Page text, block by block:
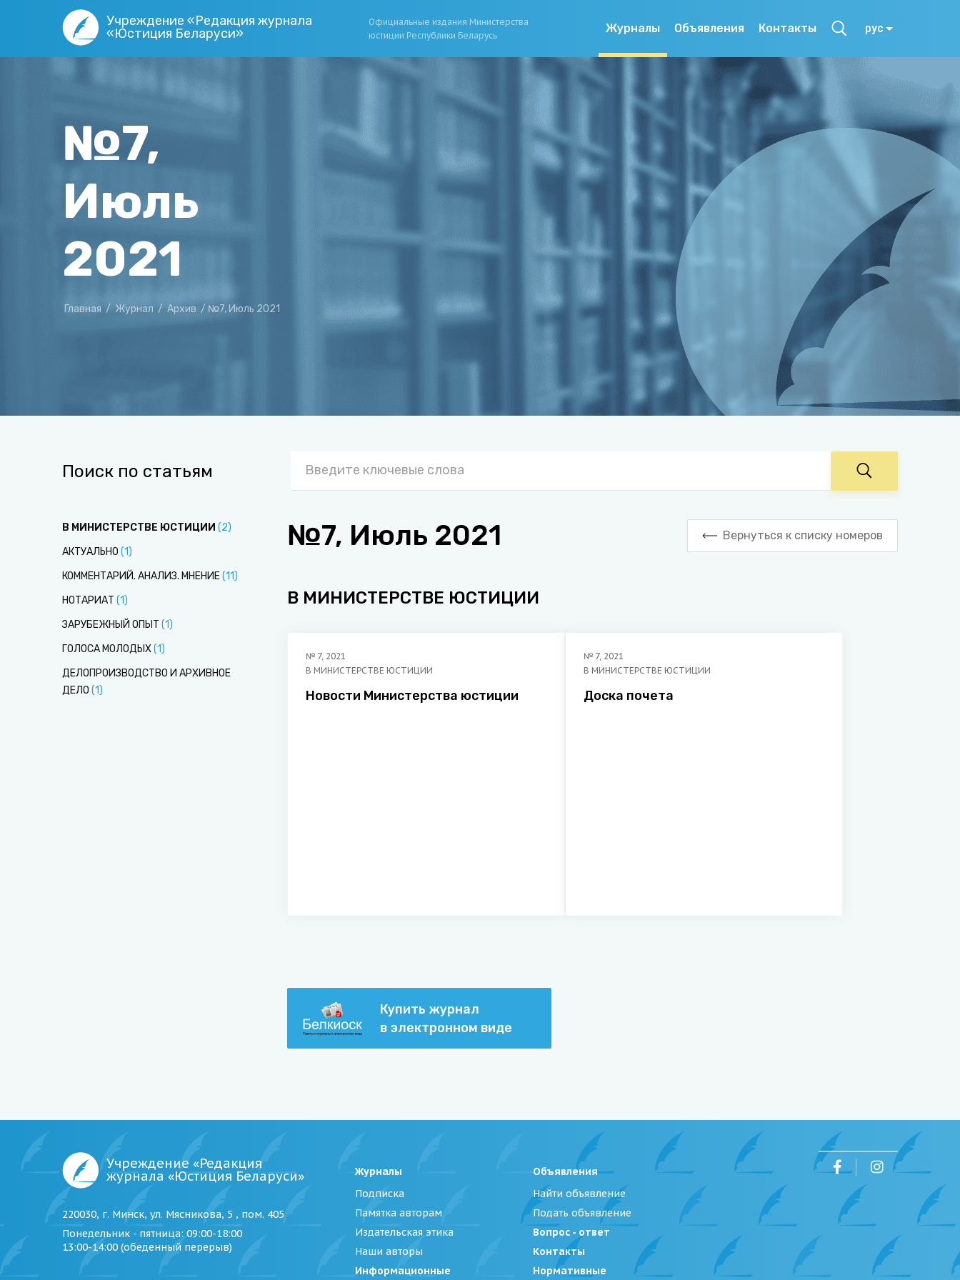
Учреждение «Редакция журнала
«Юстиция Беларуси»
Официальные издания Министерства
юстиции Республики Беларусь
Журналы Объявления Контакты рус
№7,
Июль
2021
Главная / Журнал / Архив / №7, Июль 2021
Поиск по статьям
В МИНИСТЕРСТВЕ ЮСТИЦИИ (2)
АКТУАЛЬНО (1)
КОММЕНТАРИЙ. АНАЛИЗ. МНЕНИЕ(11)
НОТАРИАТ (1)
ЗАРУБЕЖНЫЙ ОПЫТ (1)
ГОЛОСА МОЛОДЫХ(1)
ДЕЛОПРОИЗВОДСТВО И АРХИВНОЕ
ДЕЛО (1)
№7, Июль 2021 Вернуться к списку номеров
В МИНИСТЕРСТВЕ ЮСТИЦИИ
№ 7, 2021
В МИНИСТЕРСТВЕ ЮСТИЦИИ
Новости Министерства юстиции
№ 7, 2021
В МИНИСТЕРСТВЕ ЮСТИЦИИ
Доска почета
Купить журнал
в электронном виде
Учреждение «Редакция
журнала «Юстиция Беларуси»
220030, г. Минск, ул. Мясникова, 5 , пом. 405
Понедельник - пятница: 09:00-18:00
13:00-14:00 (обеденный перерыв)
Журналы
Подписка
Памятка авторам
Издательская этика
Наши авторы
Информационные
Объявления
Найти объявление
Подать объявление
Вопрос - ответ
Контакты
Нормативные